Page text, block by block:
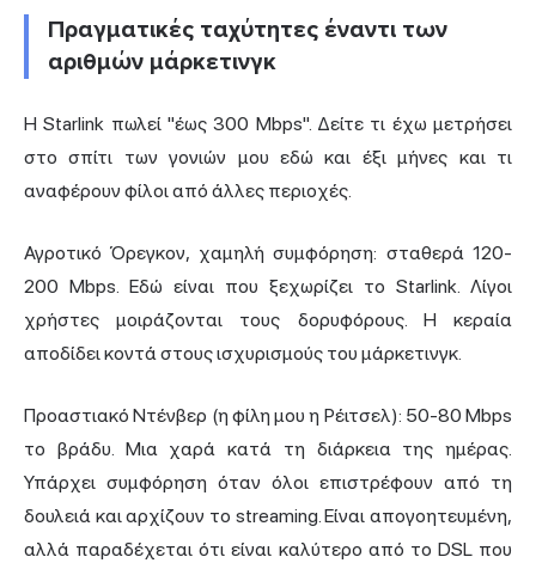
Πραγματικές ταχύτητες έναντι των
αριθμών μάρκετινγκ
Η Starlink πωλεί "έως 300 Mbps". Δείτε τι έχω μετρήσει
στο σπίτι των γονιών μου εδώ και έξι μήνες και τι
αναφέρουν φίλοι από άλλες περιοχές.
Αγροτικό Όρεγκον, χαμηλή συμφόρηση: σταθερά 120-
200 Mbps. Εδώ είναι που ξεχωρίζει το Starlink. Λίγοι
χρήστες μοιράζονται τους δορυφόρους. Η κεραία
αποδίδει κοντά στους ισχυρισμούς του μάρκετινγκ.
Προαστιακό Ντένβερ (η φίλη μου η Ρέιτσελ): 50-80 Mbps
το βράδυ. Μια χαρά κατά τη διάρκεια της ημέρας.
Υπάρχει συμφόρηση όταν όλοι επιστρέφουν από τη
δουλειά και αρχίζουν το streaming. Είναι απογοητευμένη,
αλλά παραδέχεται ότι είναι καλύτερο από το DSL που